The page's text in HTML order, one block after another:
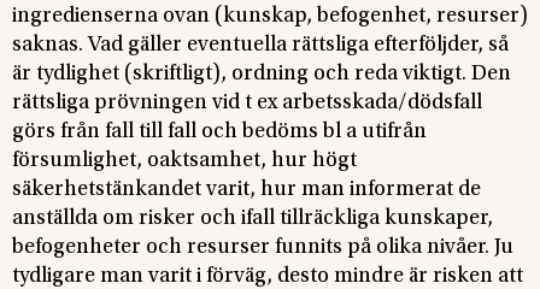
ingredienserna ovan (kunskap, befogenhet, resurser)
saknas. Vad gäller eventuella rättsliga efterföljder, så
är tydlighet (skriftligt), ordning och reda viktigt. Den
rättsliga prövningen vid t ex arbetsskada/dödsfall
görs från fall till fall och bedöms bl a utifrån
försumlighet, oaktsamhet, hur högt
säkerhetstänkandet varit, hur man informerat de
anställda om risker och ifall tillräckliga kunskaper,
befogenheter och resurser funnits på olika nivåer. Ju
tydligare man varit i förväg, desto mindre är risken att